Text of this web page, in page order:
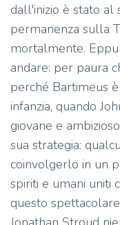
dall'inizio è stato al
permanenza sulla
mortalmente.
andare: per paura
perché Bartimeus
infanzia, quando
giovane e
sua strategia:
coinvolgerlo in un
spiriti e umani uniti
questo